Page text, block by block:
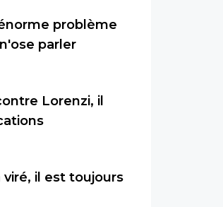
problème
parler
Lorenzi, il
il est toujours